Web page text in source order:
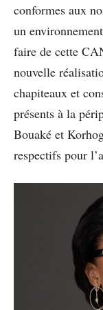
conformes aux
un
faire de cette
nouvelle
chapiteaux et
présents à la
Bouaké et
respectifs pour